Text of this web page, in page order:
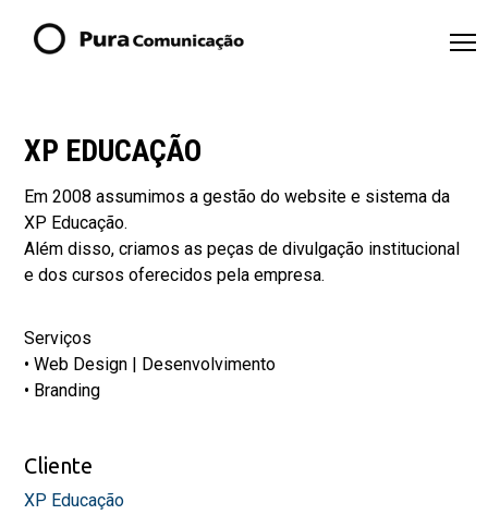
XP EDUCAÇÃO
Em 2008 assumimos a gestão do website e sistema da
XP Educação.
Além disso, criamos as peças de divulgação institucional
e dos cursos oferecidos pela empresa.
Serviços
• Web Design | Desenvolvimento
• Branding
Cliente
XP Educação